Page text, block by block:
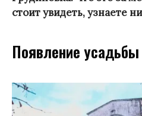
стоит увидеть, узнаете
Появление усадьбы